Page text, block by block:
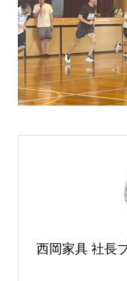
西岡家具 社長